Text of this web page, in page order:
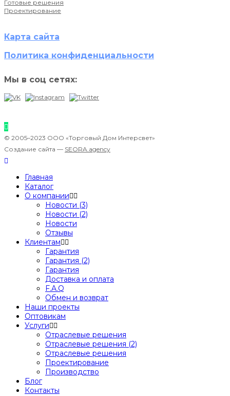
Готовые решения
Проектирование
Карта сайта
Политика конфиденциальности
Мы в соц сетях:
© 2005–2023 ООО «Торговый Дом Интерсвет»
Создание сайта — SEORA.agency
Главная
Каталог
О компании
Новости (3)
Новости (2)
Новости
Отзывы
Клиентам
Гарантия
Гарантия (2)
Гарантия
Доставка и оплата
F.A.Q
Обмен и возврат
Наши проекты
Оптовикам
Услуги
Отраслевые решения
Отраслевые решения (2)
Отраслевые решения
Проектирование
Производство
Блог
Контакты